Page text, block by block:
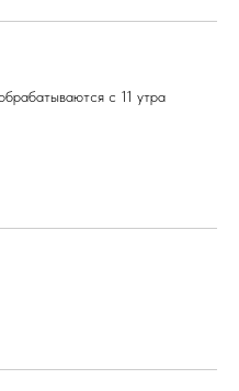
с 11 утра